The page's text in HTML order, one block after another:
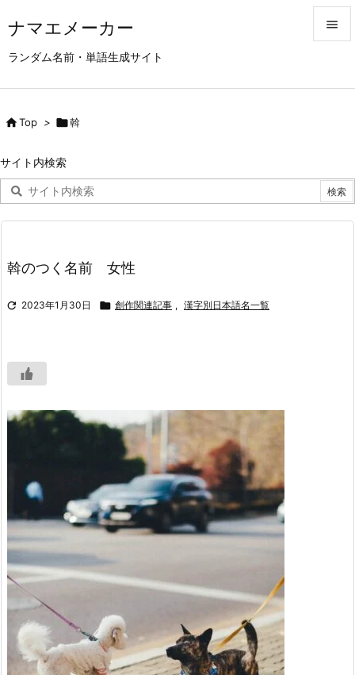
ナマエメーカー
ランダム名前・単語生成サイト


次へ

Top > 斡
サイト内検索
斡のつく名前 女性
 2023年1月30日  創作関連記事 , 漢字別日本語名一覧